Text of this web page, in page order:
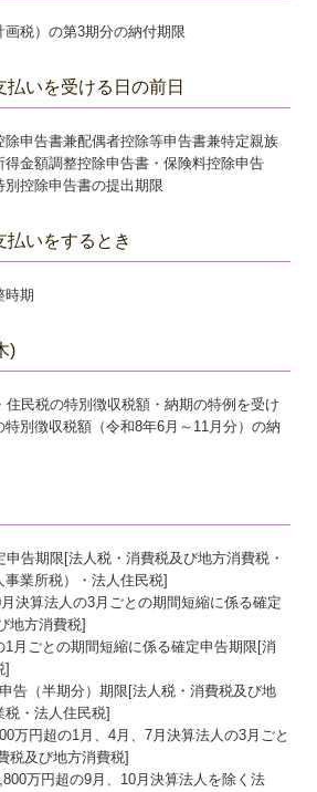
画税）の第3期分の納付期限
いを受ける日の前日
除申告書兼配偶者控除等申告書兼特定親族
得金額調整控除申告書・保険料控除申告
控除申告書の提出期限
払いをするとき
時期
)
住民税の特別徴収税額・納期の特例を受け
別徴収税額（令和8年6月～11月分）の納
申告期限[法人税・消費税及び地方消費税・
業所税）・法人住民税]
決算法人の3月ごとの期間短縮に係る確定
地方消費税]
月ごとの期間短縮に係る確定申告期限[消
]
告（半期分）期限[法人税・消費税及び地
・法人住民税]
万円超の1月、4月、7月決算法人の3月ごと
税及び地方消費税]
万円超の9月、10月決算法人を除く法